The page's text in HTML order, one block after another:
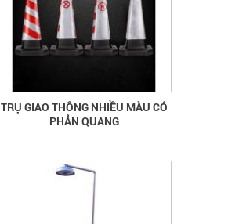
TRỤ GIAO THÔNG NHIỀU MÀU CÓ
PHẢN QUANG